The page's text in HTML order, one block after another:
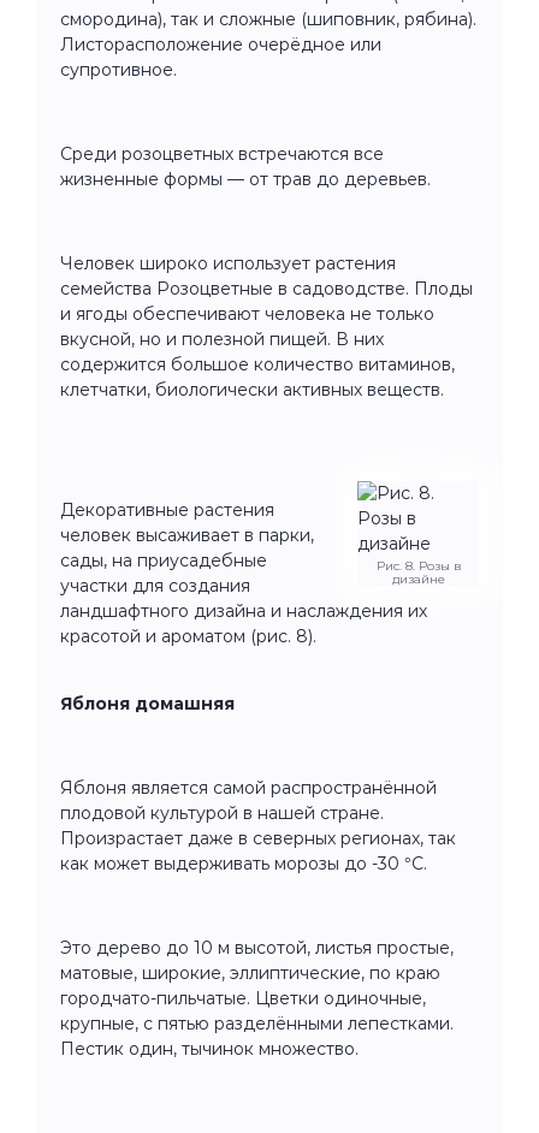
смородина), так и сложные (шиповник, рябина).
Листорасположение очерёдное или
супротивное.
Среди розоцветных встречаются все
жизненные формы — от трав до деревьев.
Человек широко использует растения
семейства Розоцветные в садоводстве. Плоды
и ягоды обеспечивают человека не только
вкусной, но и полезной пищей. В них
содержится большое количество витаминов,
клетчатки, биологически активных веществ.
Рис. 8. Розы в
дизайне
Декоративные растения
человек высаживает в парки,
сады, на приусадебные
участки для создания
ландшафтного дизайна и наслаждения их
красотой и ароматом (рис. 8).
Яблоня домашняя
Яблоня является самой распространённой
плодовой культурой в нашей стране.
Произрастает даже в северных регионах, так
как может выдерживать морозы до -30 °C.
Это дерево до 10 м высотой, листья простые,
матовые, широкие, эллиптические, по краю
городчато-пильчатые. Цветки одиночные,
крупные, с пятью разделёнными лепестками.
Пестик один, тычинок множество.